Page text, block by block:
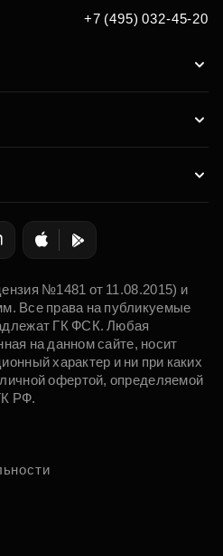
+7 (495) 032-45-20
№1481 от 11.08.2015) и
Все права на публикуемые
ГК ФСК. Любая
на данном сайте, носит
характер и ни при каких
офертой, определяемой
РФ.